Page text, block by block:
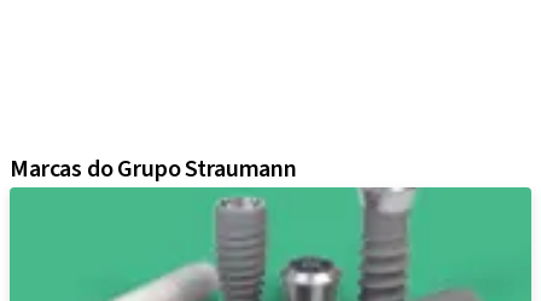
Marcas do Grupo Straumann